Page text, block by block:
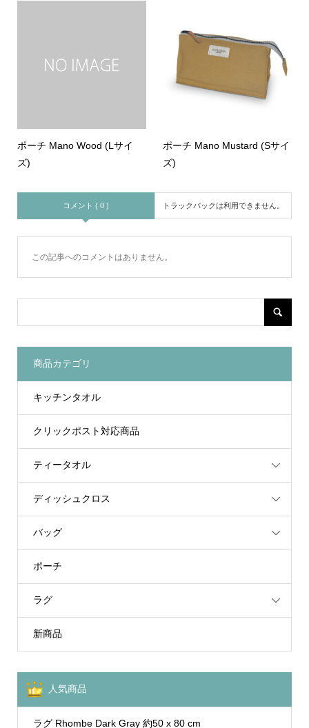
ポーチ Mano Wood (Lサイ
ズ)
ポーチ Mano Mustard (Sサイ
ズ)
コメント ( 0 ) トラックバックは利用できません。
この記事へのコメントはありません。
商品カテゴリ
キッチンタオル
クリックポスト対応商品
ティータオル
ディッシュクロス
バッグ
ポーチ
ラグ
新商品
人気商品
ラグ Rhombe Dark Gray 約50 x 80 cm